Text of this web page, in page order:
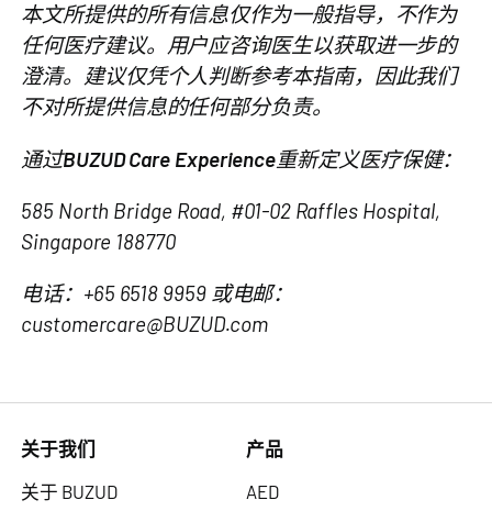
本文所提供的所有信息仅作为一般指导，不作为
任何医疗建议。用户应咨询医生以获取进一步的
澄清。建议仅凭个人判断参考本指南，因此我们
不对所提供信息的任何部分负责。
通过BUZUD Care Experience重新定义医疗保健：
585 North Bridge Road, #01-02 Raffles Hospital,
Singapore 188770
电话：+65 6518 9959 或电邮：
customercare@BUZUD.com
关于我们
关于 BUZUD
产品
AED